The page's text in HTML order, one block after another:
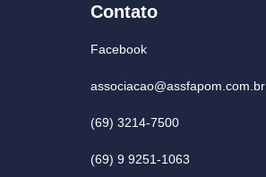
Contato
Facebook
associacao@assfapom.com.br
(69) 3214-7500
(69) 9 9251-1063